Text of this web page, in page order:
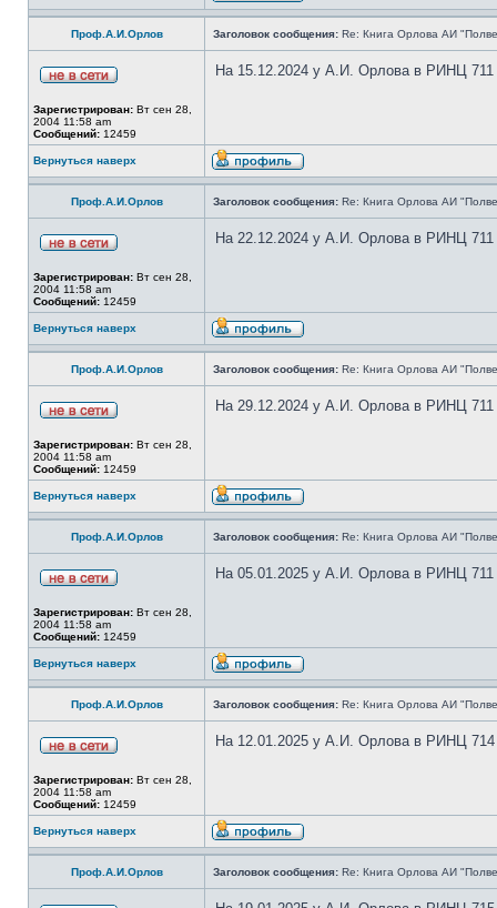
Проф.А.И.Орлов Заголовок сообщения: Re: Книга Орлова АИ
Зарегистрирован: Вт сен 28,
2004 11:58 am
Сообщений: 12459
На 15.12.2024 у А.И. Орлова в РИНЦ 711
Вернуться наверх
Проф.А.И.Орлов Заголовок сообщения: Re: Книга Орлова АИ
Зарегистрирован: Вт сен 28,
2004 11:58 am
Сообщений: 12459
На 22.12.2024 у А.И. Орлова в РИНЦ 711
Вернуться наверх
Проф.А.И.Орлов Заголовок сообщения: Re: Книга Орлова АИ
Зарегистрирован: Вт сен 28,
2004 11:58 am
Сообщений: 12459
На 29.12.2024 у А.И. Орлова в РИНЦ 711
Вернуться наверх
Проф.А.И.Орлов Заголовок сообщения: Re: Книга Орлова АИ
Зарегистрирован: Вт сен 28,
2004 11:58 am
Сообщений: 12459
На 05.01.2025 у А.И. Орлова в РИНЦ 711
Вернуться наверх
Проф.А.И.Орлов Заголовок сообщения: Re: Книга Орлова АИ
Зарегистрирован: Вт сен 28,
2004 11:58 am
Сообщений: 12459
На 12.01.2025 у А.И. Орлова в РИНЦ 714
Вернуться наверх
Проф.А.И.Орлов Заголовок сообщения: Re: Книга Орлова АИ